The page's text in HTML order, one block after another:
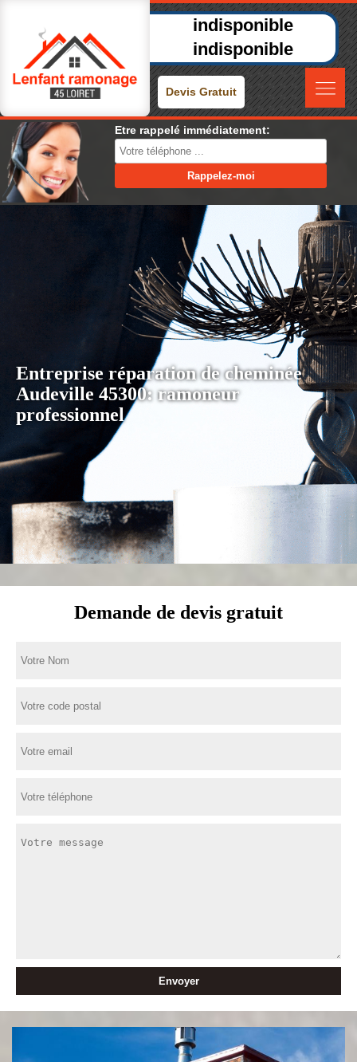
indisponible
indisponible
Devis Gratuit
Etre rappelé immédiatement:
Entreprise réparation de cheminée
Audeville 45300: ramoneur
professionnel
Demande de devis gratuit